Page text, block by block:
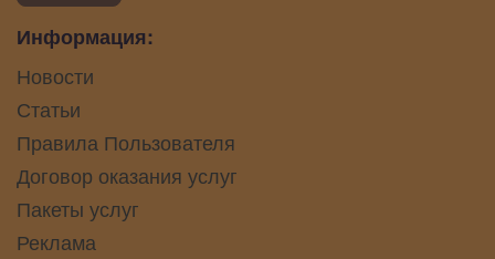
Информация:
Новости
Статьи
Правила Пользователя
Договор оказания услуг
Пакеты услуг
Реклама